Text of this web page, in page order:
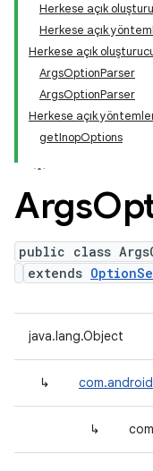
Herkese açık
Herkese açık
Herkese açık
ArgsOptionParser
ArgsOptionParser
Herkese açık
getInopOptions
Args
public class
extends
java.lang.Object
↳
↳